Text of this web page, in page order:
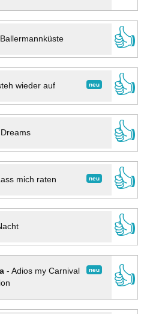
👍
neu
wieder auf
👍
👍
neu
mich raten
👍
👍
neu
- Adios my Carnival
👍